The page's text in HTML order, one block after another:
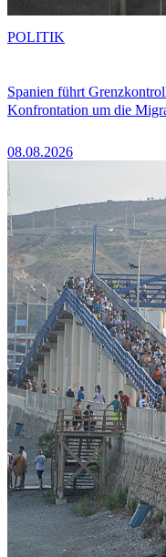
Spanien führt
Konfrontation um die
08.08.2026
POLITIK